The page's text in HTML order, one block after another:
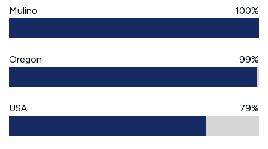
Mulino 100%
Oregon 99%
USA 79%